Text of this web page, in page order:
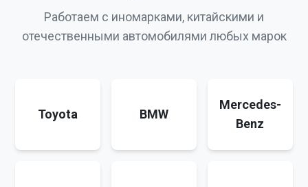
Работаем с иномарками, китайскими и
отечественными автомобилями любых марок
Toyota BMW
Mercedes-
Benz